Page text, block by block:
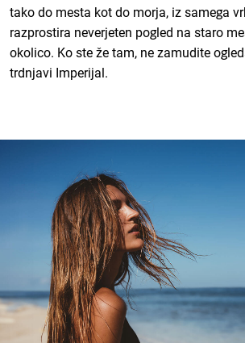
tako do mesta kot do morja, iz samega
razprostira neverjeten pogled na staro
okolico. Ko ste že tam, ne zamudite
trdnjavi Imperijal.